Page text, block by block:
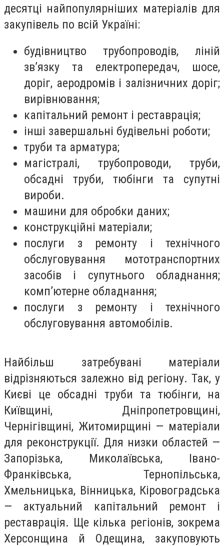
десятці найпопулярніших матеріалів для
закупівель по всій Україні:
будівництво трубопроводів, ліній
зв’язку та електропередач, шосе,
доріг, аеродромів і залізничних доріг;
вирівнювання;
капітальний ремонт і реставрація;
інші завершальні будівельні роботи;
труби та арматура;
магістралі, трубопроводи, труби,
обсадні труби, тюбінги та супутні
вироби.
машини для обробки даних;
конструкційні матеріали;
послуги з ремонту і технічного
обслуговування мототранспортних
засобів і супутнього обладнання;
комп’ютерне обладнання;
послуги з ремонту і технічного
обслуговування автомобілів.
Найбільш затребувані матеріали
відрізняються залежно від регіону. Так, у
Києві це обсадні труби та тюбінги, на
Київщині, Дніпропетровщині,
Чернігівщині, Житомирщині — матеріали
для реконструкції. Для низки областей —
Запорізька, Миколаївська, Івано-
Франківська, Тернопільська,
Хмельницька, Вінницька, Кіровоградська
— актуальний капітальний ремонт і
реставрація. Ще кілька регіонів, зокрема
Херсонщина й Одещина, закуповують